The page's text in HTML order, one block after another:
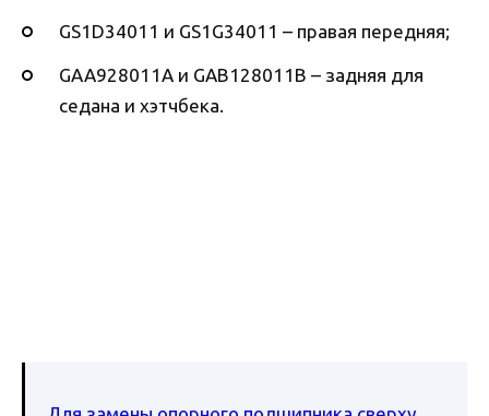
GS1D34011 и GS1G34011 – правая передняя;
GAA928011A и GAB128011B – задняя для
седана и хэтчбека.